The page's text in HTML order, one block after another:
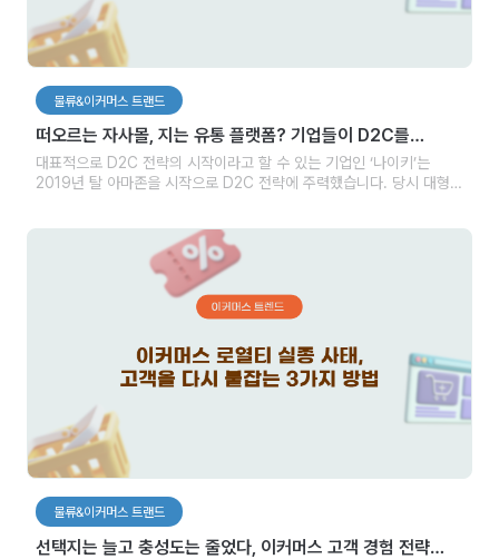
물류&이커머스 트랜드
떠오르는 자사몰, 지는 유통 플랫폼? 기업들이 D2C를
선택하는 이유
대표적으로 D2C 전략의 시작이라고 할 수 있는 기업인 ‘나이키’는
2019년 탈 아마존을 시작으로 D2C 전략에 주력했습니다. 당시 대형
메디큐브, 젝시믹스 등 이미 다양한 기업들이 유통 플랫폼에서 힘을
빼고 자사몰에 집중하는 D2C 전략을 선택하고 있습니다.
물류&이커머스 트랜드
선택지는 늘고 충성도는 줄었다, 이커머스 고객 경험 전략